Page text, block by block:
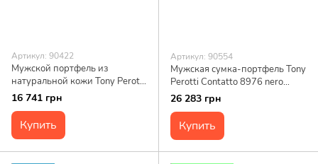
Артикул: 90422
Мужской портфель из
натуральной кожи Tony Perotti
Italico 6031G-38 (90422)
16 741 грн
Купить
Артикул: 90554
Мужская сумка-портфель Tony
Perotti Contatto 8976 nero
(90554) Черная
26 283 грн
Купить